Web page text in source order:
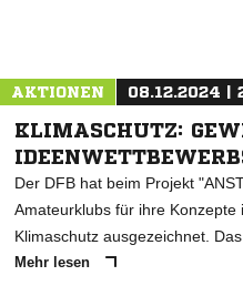
AKTIONEN 08.12.2024 |
KLIMASCHUTZ:
Der DFB hat beim Projekt
Amateurklubs für ihre Konzepte
Klimaschutz ausgezeichnet. Das
Mehr lesen